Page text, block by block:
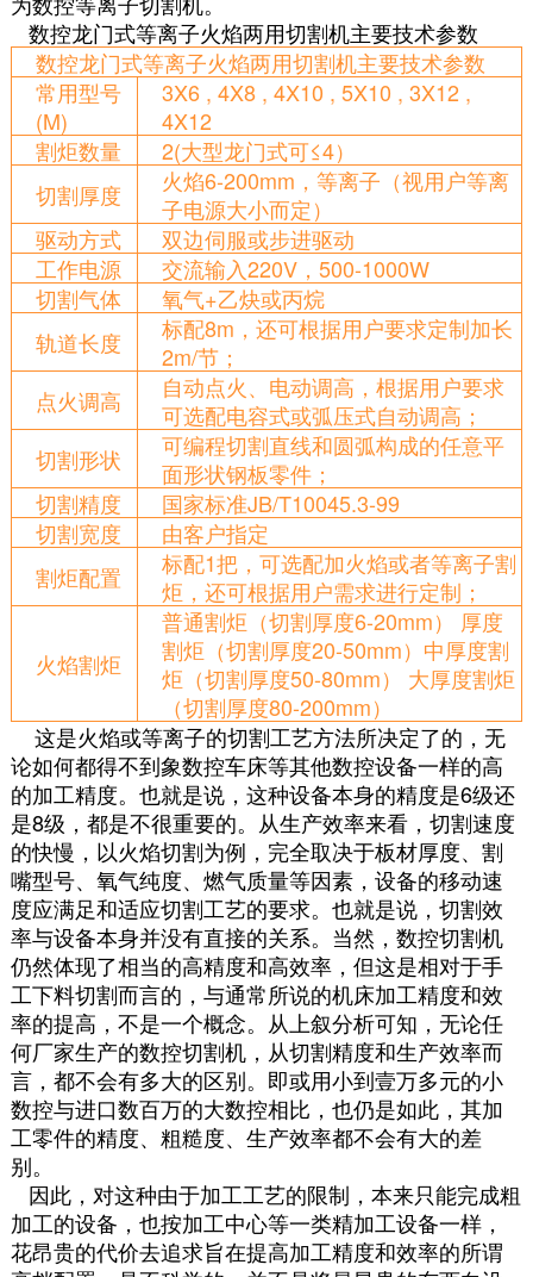
数控龙门式等离子火焰两用切割机主要技术参数
数控龙门式等离子火焰两用切割机主要技术参数
常用型号
(M)
3X6 , 4X8 , 4X10 , 5X10 , 3X12 ,
4X12
割炬数量
2(大型龙门式可≤4）
切割厚度
火焰6-200mm，等离子（视用户等离
子电源大小而定）
驱动方式
双边伺服或步进驱动
工作电源
交流输入220V，500-1000W
切割气体
氧气+乙炔或丙烷
轨道长度
标配8m，还可根据用户要求定制加长
2m/节；
点火调高
自动点火、电动调高，根据用户要求
可选配电容式或弧压式自动调高；
切割形状
可编程切割直线和圆弧构成的任意平
面形状钢板零件；
切割精度
国家标准JB/T10045.3-99
切割宽度
由客户指定
割炬配置
标配1把，可选配加火焰或者等离子割
炬，还可根据用户需求进行定制；
火焰割炬
普通割炬（切割厚度6-20mm） 厚度
割炬（切割厚度20-50mm）中厚度割
炬（切割厚度50-80mm） 大厚度割炬
（切割厚度80-200mm）
这是火焰或等离子的切割工艺方法所决定了的，无
论如何都得不到象数控车床等其他数控设备一样的高
的加工精度。也就是说，这种设备本身的精度是6级还
是8级，都是不很重要的。从生产效率来看，切割速度
的快慢，以火焰切割为例，完全取决于板材厚度、割
嘴型号、氧气纯度、燃气质量等因素，设备的移动速
度应满足和适应切割工艺的要求。也就是说，切割效
率与设备本身并没有直接的关系。当然，数控切割机
仍然体现了相当的高精度和高效率，但这是相对于手
工下料切割而言的，与通常所说的机床加工精度和效
率的提高，不是一个概念。从上叙分析可知，无论任
何厂家生产的数控切割机，从切割精度和生产效率而
言，都不会有多大的区别。即或用小到壹万多元的小
数控与进口数百万的大数控相比，也仍是如此，其加
工零件的精度、粗糙度、生产效率都不会有大的差
别。
因此，对这种由于加工工艺的限制，本来只能完成粗
加工的设备，也按加工中心等一类精加工设备一样，
花昂贵的代价去追求旨在提高加工精度和效率的所谓